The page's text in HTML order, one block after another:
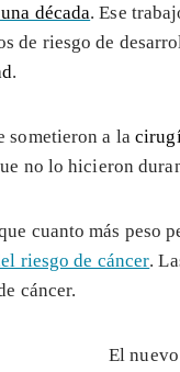
década. Ese
de riesgo de
.
sometieron a la
no lo hicieron
cuanto más peso
riesgo de cáncer.
cáncer.
El